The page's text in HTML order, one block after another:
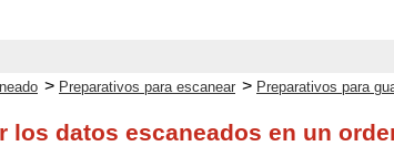
> Preparativos para escanear > Preparativos para
los datos escaneados en un